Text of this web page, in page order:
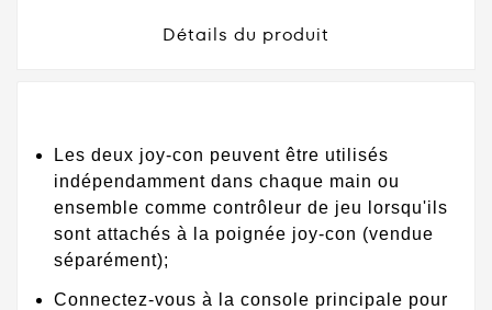
Détails du produit
Les deux joy-con peuvent être utilisés
indépendamment dans chaque main ou
ensemble comme contrôleur de jeu lorsqu'ils
sont attachés à la poignée joy-con (vendue
séparément);
Connectez-vous à la console principale pour